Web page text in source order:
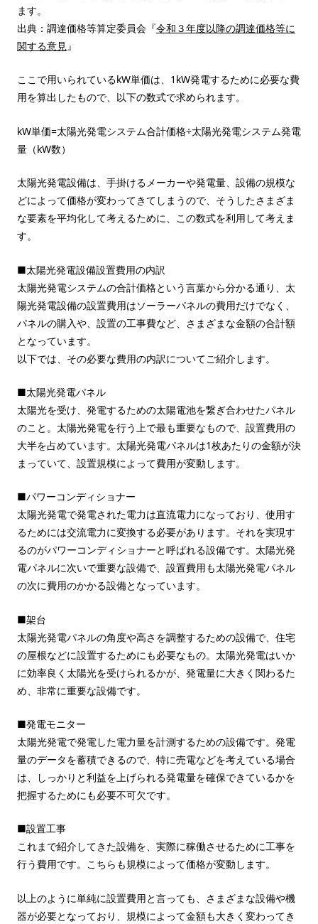
ます。
出典：調達価格等算定委員会『令和３年度以降の調達価格等に
関する意見』
ここで用いられているkW単価は、1kW発電するために必要な費
用を算出したもので、以下の数式で求められます。
kW単価=太陽光発電システム合計価格÷太陽光発電システム発電
量（kW数）
太陽光発電設備は、手掛けるメーカーや発電量、設備の規模な
どによって価格が変わってきてしまうので、そうしたさまざま
な要素を平均化して考えるために、この数式を利用して考えま
す。
■太陽光発電設備設置費用の内訳
太陽光発電システムの合計価格という言葉から分かる通り、太
陽光発電設備の設置費用はソーラーパネルの費用だけでなく、
パネルの購入や、設置の工事費など、さまざまな金額の合計額
となっています。
以下では、その必要な費用の内訳についてご紹介します。
■太陽光発電パネル
太陽光を受け、発電するための太陽電池を繋ぎ合わせたパネル
のこと。太陽光発電を行う上で最も重要なもので、設置費用の
大半を占めています。太陽光発電パネルは1枚あたりの金額が決
まっていて、設置規模によって費用が変動します。
■パワーコンディショナー
太陽光発電で発電された電力は直流電力になっており、使用す
るためには交流電力に変換する必要があります。それを実現す
るのがパワーコンディショナーと呼ばれる設備です。太陽光発
電パネルに次いで重要な設備で、設置費用も太陽光発電パネル
の次に費用のかかる設備となっています。
■架台
太陽光発電パネルの角度や高さを調整するための設備で、住宅
の屋根などに設置するためにも必要なもの。太陽光発電はいか
に効率良く太陽光を受けられるかが、発電量に大きく関わるた
め、非常に重要な設備です。
■発電モニター
太陽光発電で発電した電力量を計測するための設備です。発電
量のデータを蓄積できるので、特に売電などを考えている場合
は、しっかりと利益を上げられる発電量を確保できているかを
把握するためにも必要不可欠です。
■設置工事
これまで紹介してきた設備を、実際に稼働させるために工事を
行う費用です。こちらも規模によって価格が変動します。
以上のように単純に設置費用と言っても、さまざまな設備や機
器が必要となっており、規模によって金額も大きく変わってき